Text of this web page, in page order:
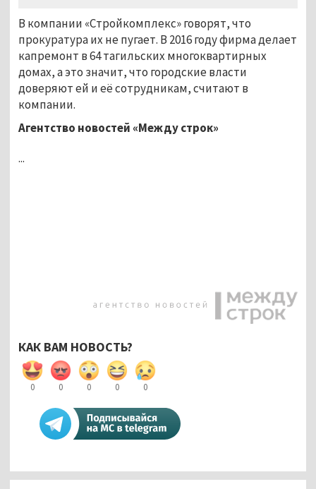
В компании «Стройкомплекс» говорят, что
прокуратура их не пугает. В 2016 году фирма делает
капремонт в 64 тагильских многоквартирных
домах, а это значит, что городские власти
доверяют ей и её сотрудникам, считают в
компании.
Агентство новостей «Между строк»
...
КАК ВАМ НОВОСТЬ?
0 0 0 0 0